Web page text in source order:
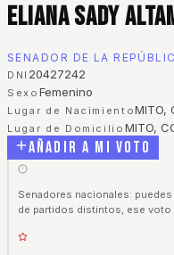
Eliana Sady
SENADOR DE LA
DNI 20427242
Sexo Femenino
Lugar de NacimientoMITO,
Lugar de Domicilio MITO,
Añadir a mi voto
Senadores nacionales:
de partidos distintos, ese voto